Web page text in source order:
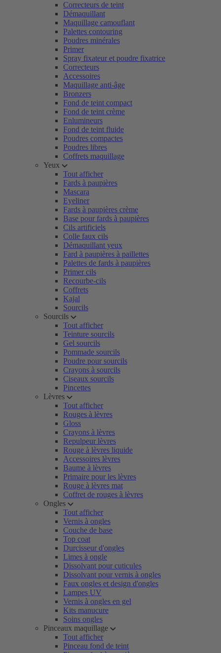
Correcteurs de teint
Démaquillant
Maquillage camouflant
Palettes contouring
Poudres minérales
Primer
Spray fixateur et poudre fixatrice
Correcteurs
Accessoires
Maquillage anti-âge
Bronzers
Fond de teint compact
Fond de teint crème
Enlumineurs
Fond de teint fluide
Poudres compactes
Poudres libres
Coffrets maquillage
Yeux
Tout afficher
Fards à paupières
Mascara
Eyeliner
Fards à paupières crème
Base pour fards à paupières
Cils artificiels
Colle faux cils
Démaquillant yeux
Fard à paupières à paillettes
Palettes de fards à paupières
Primer cils
Recourbe-cils
Coffrets
Kajal
Sourcils
Sourcils
Tout afficher
Teinture sourcils
Gel sourcils
Pommade sourcils
Poudre pour sourcils
Crayons à sourcils
Ciseaux sourcils
Pincettes
Lèvres
Tout afficher
Rouges à lèvres
Gloss
Crayons à lèvres
Repulpeur lèvres
Rouge à lèvres liquide
Accessoires lèvres
Baume à lèvres
Primaire pour les lèvres
Rouge à lèvres mat
Coffret de rouges à lèvres
Ongles
Tout afficher
Vernis à ongles
Couche de base
Top coat
Durcisseur d'ongles
Limes à ongle
Dissolvant pour cuticules
Dissolvant pour vernis à ongles
Faux ongles et design d'ongles
Lampes UV
Vernis à ongles en gel
Kits manucure
Soins ongles
Pinceaux maquillage
Tout afficher
Pinceau fond de teint